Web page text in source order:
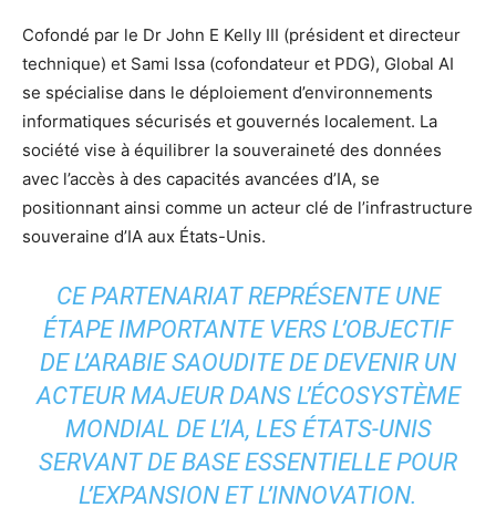
Cofondé par le Dr John E Kelly III (président et directeur
technique) et Sami Issa (cofondateur et PDG), Global AI
se spécialise dans le déploiement d’environnements
informatiques sécurisés et gouvernés localement. La
société vise à équilibrer la souveraineté des données
avec l’accès à des capacités avancées d’IA, se
positionnant ainsi comme un acteur clé de l’infrastructure
souveraine d’IA aux États-Unis.
CE PARTENARIAT REPRÉSENTE UNE
ÉTAPE IMPORTANTE VERS L’OBJECTIF
DE L’ARABIE SAOUDITE DE DEVENIR UN
ACTEUR MAJEUR DANS L’ÉCOSYSTÈME
MONDIAL DE L’IA, LES ÉTATS-UNIS
SERVANT DE BASE ESSENTIELLE POUR
L’EXPANSION ET L’INNOVATION.